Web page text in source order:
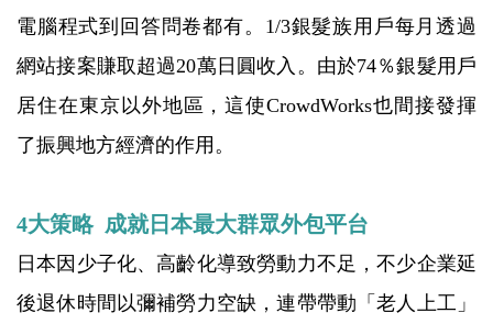
電腦程式到回答問卷都有。1/3銀髮族用戶每月透過
網站接案賺取超過20萬日圓收入。由於74％銀髮用戶
居住在東京以外地區，這使CrowdWorks也間接發揮
了振興地方經濟的作用。
4大策略 成就日本最大群眾外包平台
日本因少子化、高齡化導致勞動力不足，不少企業延
後退休時間以彌補勞力空缺，連帶帶動「老人上工」